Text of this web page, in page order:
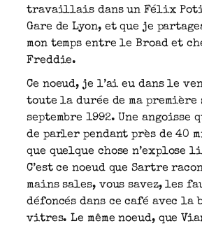
travaillais dans un Félix
Gare de Lyon, et que je
mon temps entre le Broad et
Freddie.
Ce noeud, je l’ai eu dans le
toute la durée de ma première
septembre 1992. Une angoisse
de parler pendant près de 40
que quelque chose n’explose
C’est ce noeud que Sartre
mains sales, vous savez, les
défoncés dans ce café avec la
vitres. Le même noeud, que